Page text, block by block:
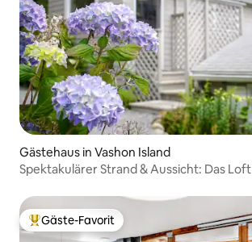
Gästehaus in Vashon Island
Spektakulärer Strand & Aussicht: Das Loft
Beliebter Gäste-Favorit.
Gäste-Favorit